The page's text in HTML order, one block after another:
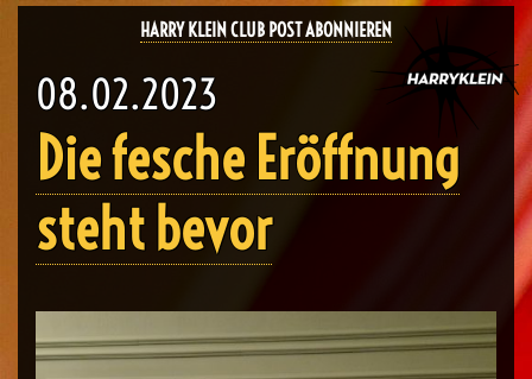
HARRY KLEIN CLUB POST ABONNIEREN
08.02.2023
Die fesche Eröffnung
steht bevor